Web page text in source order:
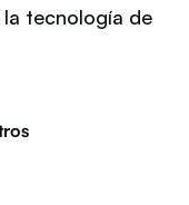
tecnología de